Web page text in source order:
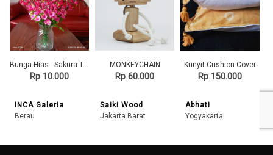
Bunga Hias - Sakura Tangkai
Rp 10.000
INCA Galeria
Berau
MONKEYCHAIN
Rp 60.000
Saiki Wood
Jakarta Barat
Kunyit Cushion Cover
Rp 150.000
Abhati
Yogyakarta